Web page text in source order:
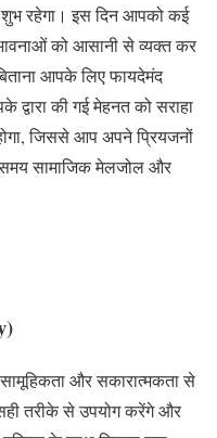
रहेगा। इस दिन आपको कई
को आसानी से व्यक्त कर
आपके लिए फायदेमंद
की गई मेहनत को सराहा
जिससे आप अपने प्रियजनों
सामाजिक मेलजोल और
और सकारात्मकता से
तरीके से उपयोग करेंगे और